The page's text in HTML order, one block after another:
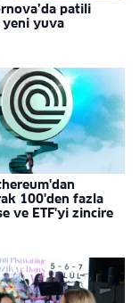
patili
yuva
100'den fazla
ve ETF'yi zincire